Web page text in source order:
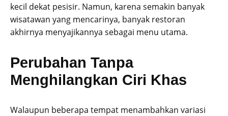
kecil dekat pesisir. Namun, karena semakin banyak
wisatawan yang mencarinya, banyak restoran
akhirnya menyajikannya sebagai menu utama.
Perubahan Tanpa
Menghilangkan Ciri Khas
Walaupun beberapa tempat menambahkan variasi